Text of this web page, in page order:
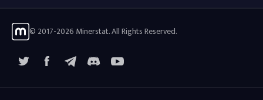
© 2017-2026 Minerstat. All Rights Reserved.
FacebookTelegramYouTube